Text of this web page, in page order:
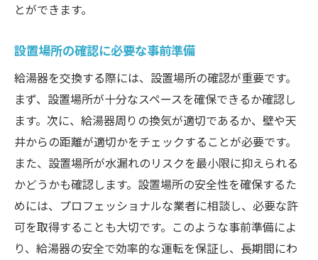
とができます。
設置場所の確認に必要な事前準備
給湯器を交換する際には、設置場所の確認が重要です。
まず、設置場所が十分なスペースを確保できるか確認し
ます。次に、給湯器周りの換気が適切であるか、壁や天
井からの距離が適切かをチェックすることが必要です。
また、設置場所が水漏れのリスクを最小限に抑えられる
かどうかも確認します。設置場所の安全性を確保するた
めには、プロフェッショナルな業者に相談し、必要な許
可を取得することも大切です。このような事前準備によ
り、給湯器の安全で効率的な運転を保証し、長期間にわ